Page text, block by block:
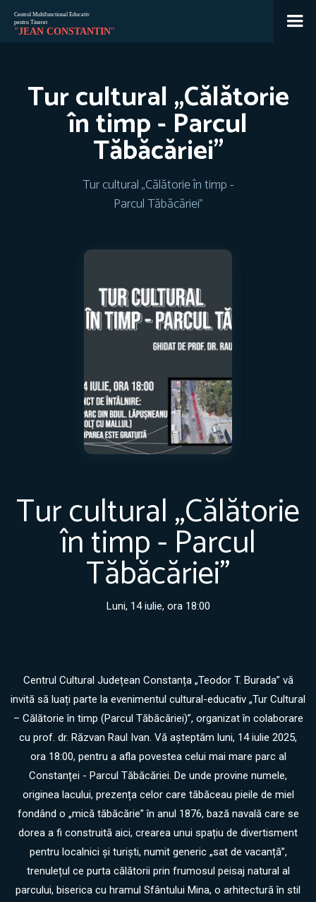
Tur cultural „Călătorie
în timp - Parcul
Tăbăcăriei”
Tur cultural „Călătorie în timp -
Parcul Tăbăcăriei”
Tur cultural „Călătorie
în timp - Parcul
Tăbăcăriei”
Luni, 14 iulie, ora 18:00
Centrul Cultural Județean Constanța „Teodor T. Burada” vă
invită să luați parte la evenimentul cultural-educativ „Tur Cultural
– Călătorie în timp (Parcul Tăbăcăriei)”, organizat în colaborare
cu prof. dr. Răzvan Raul Ivan. Vă așteptăm luni, 14 iulie 2025,
ora 18:00, pentru a afla povestea celui mai mare parc al
Constanței - Parcul Tăbăcăriei. De unde provine numele,
originea lacului, prezența celor care tăbăceau pieile de miel
fondând o „mică tăbăcărie” în anul 1876, bază navală care se
dorea a fi construită aici, crearea unui spațiu de divertisment
pentru localnici și turiști, numit generic „sat de vacanță”,
trenulețul ce purta călătorii prin frumosul peisaj natural al
parcului, biserica cu hramul Sfântului Mina, o arhitectură în stil
Asistent Centrul Jean Constantin